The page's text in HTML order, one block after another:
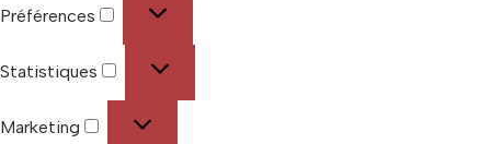
Préférences
Statistiques
Marketing